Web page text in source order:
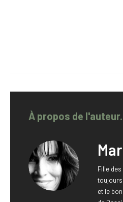
À propos de
Fille
toujours
et le